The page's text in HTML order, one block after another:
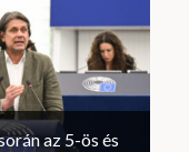
az 5-ös és